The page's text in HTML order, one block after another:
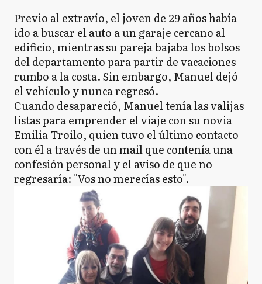
Previo al extravío, el joven de 29 años había
ido a buscar el auto a un garaje cercano al
edificio, mientras su pareja bajaba los bolsos
del departamento para partir de vacaciones
rumbo a la costa. Sin embargo, Manuel dejó
el vehículo y nunca regresó.
Cuando desapareció, Manuel tenía las valijas
listas para emprender el viaje con su novia
Emilia Troilo, quien tuvo el último contacto
con él a través de un mail que contenía una
confesión personal y el aviso de que no
regresaría: "Vos no merecías esto".